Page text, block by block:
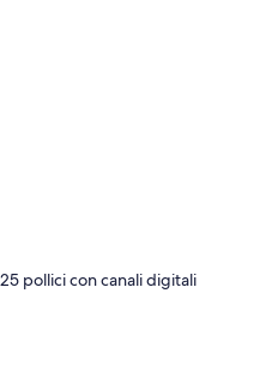
pollici con canali digitali